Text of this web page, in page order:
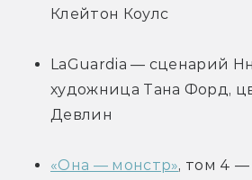
Клейтон Коулс
LaGuardia — сценарий
художница Тана Форд,
Девлин
«Она — монстр», том 4